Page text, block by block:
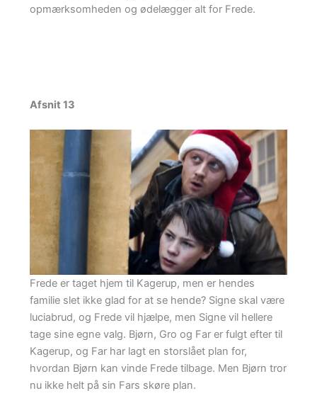
opmærksomheden og ødelægger alt for Frede.
Afsnit 13
Frede er taget hjem til Kagerup, men er hendes
familie slet ikke glad for at se hende? Signe skal være
luciabrud, og Frede vil hjælpe, men Signe vil hellere
tage sine egne valg. Bjørn, Gro og Far er fulgt efter til
Kagerup, og Far har lagt en storslået plan for,
hvordan Bjørn kan vinde Frede tilbage. Men Bjørn tror
nu ikke helt på sin Fars skøre plan.